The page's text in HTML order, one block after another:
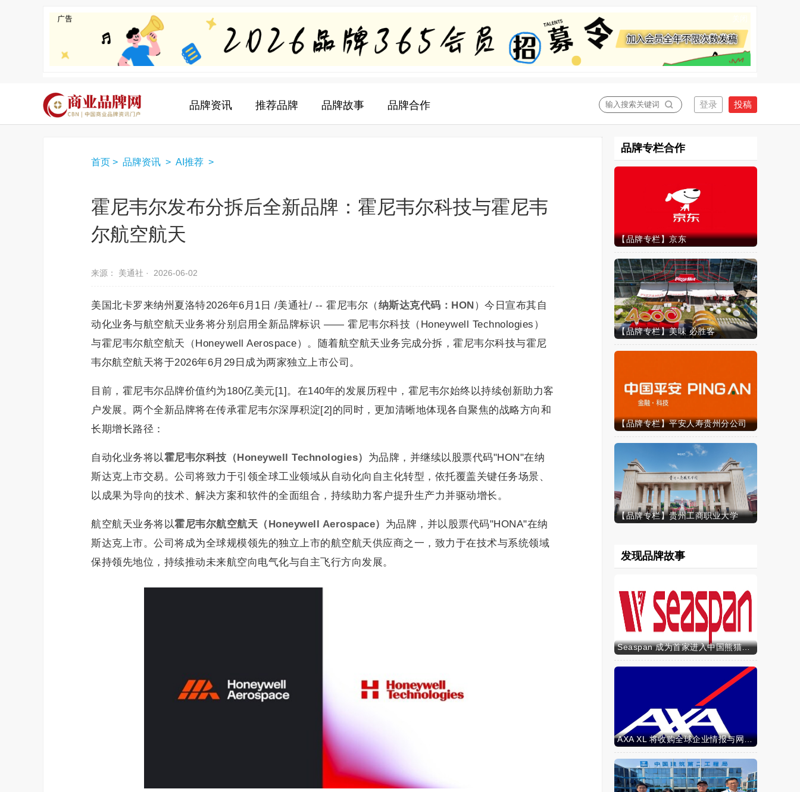
品牌资讯 推荐品牌 品牌故事 品牌合作
首页 > 品牌资讯 > AI推荐 >
霍尼韦尔发布分拆后全新品牌：霍尼韦尔科技与霍尼韦
尔航空航天
来源： 美通社 · 2026-06-02
美国北卡罗来纳州夏洛特2026年6月1日 /美通社/ -- 霍尼韦尔（纳斯达克代码： HON ）今日宣布其自
动化业务与航空航天业务将分别启用全新品牌标识 —— 霍尼韦尔科技（Honeywell Technologies）
与霍尼韦尔航空航天（Honeywell Aerospace）。随着航空航天业务完成分拆，霍尼韦尔科技与霍尼
韦尔航空航天将于2026年6月29日成为两家独立上市公司。
目前，霍尼韦尔品牌价值约为180亿美元[1]。在140年的发展历程中，霍尼韦尔始终以持续创新助力客
户发展。两个全新品牌将在传承霍尼韦尔深厚积淀[2]的同时，更加清晰地体现各自聚焦的战略方向和
长期增长路径：
自动化业务将以霍尼韦尔科技（Honeywell Technologies） 为品牌，并继续以股票代码"HON"在纳
斯达克上市交易。公司将致力于引领全球工业领域从自动化向自主化转型，依托覆盖关键任务场景、
以成果为导向的技术、解决方案和软件的全面组合，持续助力客户提升生产力并驱动增长。
航空航天业务将以霍尼韦尔航空航天（ Honeywell Aerospace） 为品牌，并以股票代码"HONA"在纳
斯达克上市。公司将成为全球规模领先的独立上市的航空航天供应商之一，致力于在技术与系统领域
保持领先地位，持续推动未来航空向电气化与自主飞行方向发展。
品牌专栏合作
【品牌专栏】京东
【品牌专栏】美味 必胜客
【品牌专栏】平安人寿贵州分公司
【品牌专栏】贵州工商职业大学
发现品牌故事
Seaspan 成为首家进入中国熊猫债市场的国际船东及运营商
AXA XL 将收购全球企业情报与网络安全咨询公司 S-RM